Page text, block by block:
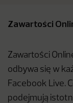
Zawartości
Zawartości
odbywa się w
Facebook Live.
podejmują